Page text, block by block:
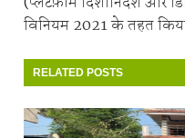
विनियम 2021 के तहत
RELATED POSTS